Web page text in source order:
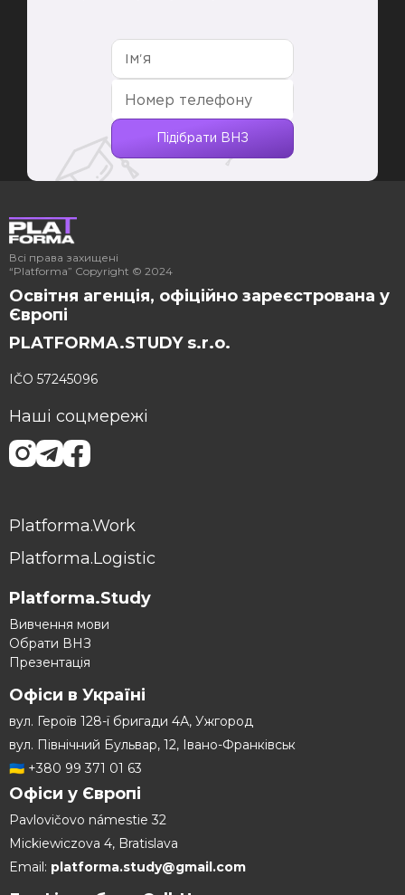
Ім'я
Номер телефону
Підібрати ВНЗ
Всі права захищені
“Platforma” Copyright © 2024
Освітня агенція, офіційно зареєстрована у
Європі
PLATFORMA.STUDY s.r.o.
IČO 57245096
Platforma.Study
Вивчення мови
Обрати ВНЗ
Презентація
Офіси в Україні
вул. Героїв 128-ї бригади 4А, Ужгород
вул. Північний Бульвар, 12, Івано-Франківськ
🇺🇦 +380 99 371 01 63
Офіси у Європі
Pavlovičovo námestie 32
Mickiewiczova 4, Bratislava
Email: platforma.study@gmail.com
Platforma.Work
Platforma.Logistic
Наші соцмережі